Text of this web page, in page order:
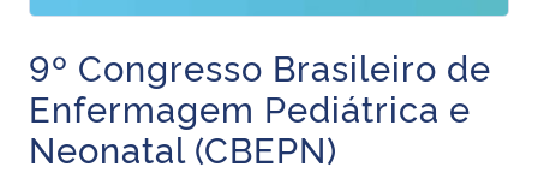
Ministério da Cidadania
Ministério da Saúde
Ministério de Minas e Energia
9º Congresso Brasileiro de
Enfermagem Pediátrica e
Neonatal (CBEPN)